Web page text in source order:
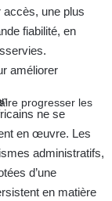
accès, une plus
fiabilité, en
améliorer
ne se
en œuvre. Les
administratifs,
d’une
en matière